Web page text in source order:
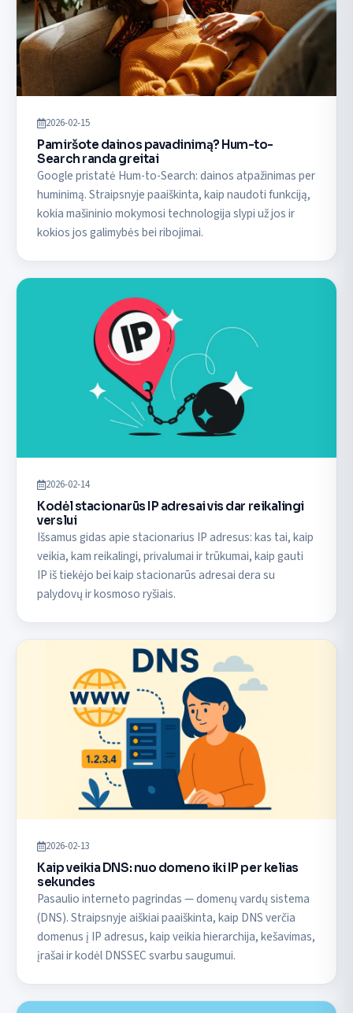
2026-02-15
Pamiršote dainos pavadinimą? Hum-to-
Search randa greitai
Google pristatė Hum-to-Search: dainos atpažinimas per
huminimą. Straipsnyje paaiškinta, kaip naudoti funkciją,
kokia mašininio mokymosi technologija slypi už jos ir
kokios jos galimybės bei ribojimai.
2026-02-14
Kodėl stacionarūs IP adresai vis dar reikalingi
verslui
Išsamus gidas apie stacionarius IP adresus: kas tai, kaip
veikia, kam reikalingi, privalumai ir trūkumai, kaip gauti
IP iš tiekėjo bei kaip stacionarūs adresai dera su
palydovų ir kosmoso ryšiais.
2026-02-13
Kaip veikia DNS: nuo domeno iki IP per kelias
sekundes
Pasaulio interneto pagrindas — domenų vardų sistema
(DNS). Straipsnyje aiškiai paaiškinta, kaip DNS verčia
domenus į IP adresus, kaip veikia hierarchija, kešavimas,
įrašai ir kodėl DNSSEC svarbu saugumui.